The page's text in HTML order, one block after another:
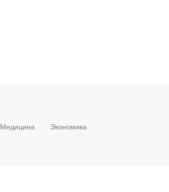
Медицина Экономика